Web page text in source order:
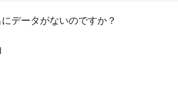
データがないのですか？